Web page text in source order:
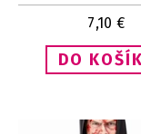
7,10 €